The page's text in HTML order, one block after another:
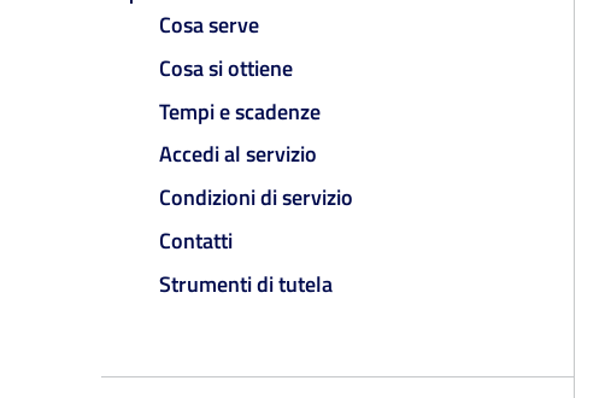
Cosa serve
Cosa si ottiene
Tempi e scadenze
Accedi al servizio
Condizioni di servizio
Contatti
Strumenti di tutela